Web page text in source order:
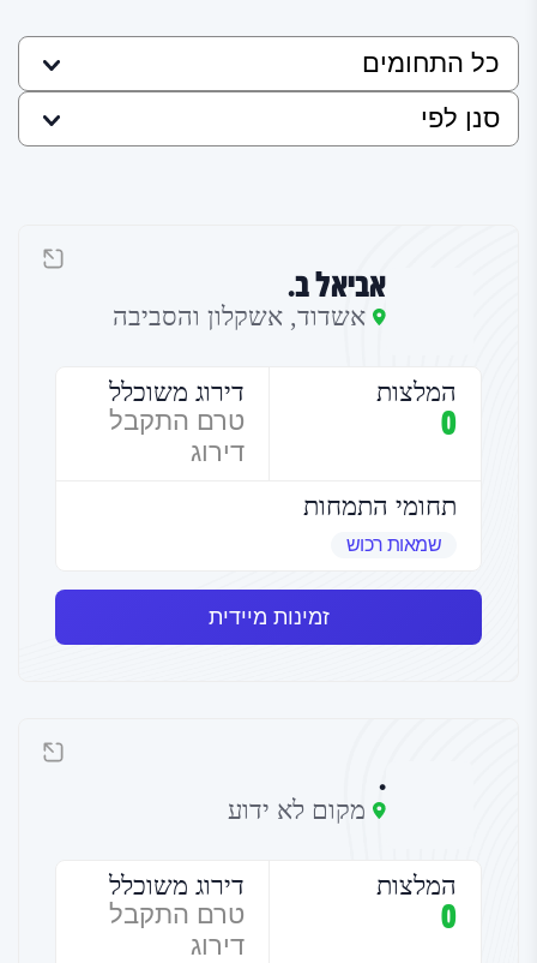
אביאל ב.
אשדוד, אשקלון והסביבה
המלצות
0
דירוג משוכלל
טרם התקבל
דירוג
תחומי התמחות
שמאות רכוש
זמינות מיידית
.
מקום לא ידוע
המלצות
0
דירוג משוכלל
טרם התקבל
דירוג